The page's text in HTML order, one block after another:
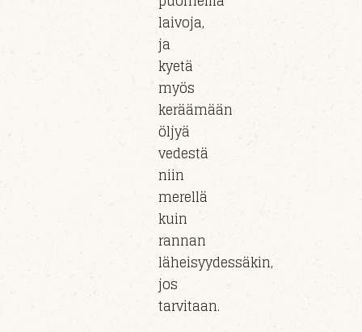
laivoja,
ja
kyetä
myös
keräämään
öljyä
vedestä
niin
merellä
kuin
rannan
läheisyydessäkin,
jos
tarvitaan.